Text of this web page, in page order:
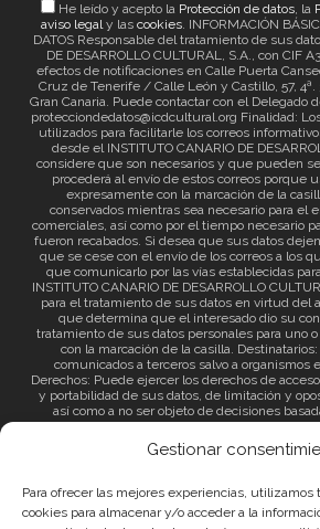
Gestionar
Para ofrecer las mejores experiencias, utilizamos
cookies para almacenar y/o acceder a la
He leído y acepto la Protección de datos, la
aviso legaly lascookies. INFORMACIÓN
DATOS Responsable del tratamiento de sus
DE DESARROLLO CULTURAL, S.A., con CIF
efectos de notificaciones en Calle Puerta
Cruz de Tenerife / Calle León y Castillo, 57,
Gran Canaria. Puede contactar con el Delegado
protecciondedatos@icdcultural.org Finalidad:
utilizados para facilitarle los correos
desde el INSTITUTO CANARIO DE
considere que son necesarios y que pueden
procederá al envío de estos correos porque
expresamente con la marcación de la
conservados mientras sea necesario para el
comerciales, así como por el tiempo necesario
fueron recabados. Si desea que sus datos
que se cese con el envío de los correos a los
que comunicarlo por las vías establecidas
INSTITUTO CANARIO DE DESARROLLO
para el tratamiento de sus datos en virtud del
que determina que el interesado dio su
tratamiento de sus datos personales para uno
con la marcación de la casilla.
comunicados a terceros salvo a organismos
Derechos: Puede ejercer los derechos de
y portabilidad de sus datos, de limitación y
así como a no ser objeto de decisiones
tratamiento automatizado de sus datos y
prestado. Información adicional: Puede
a través del siguiente